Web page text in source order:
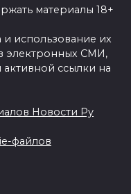
материалы 18+
и использование их
электронных СМИ,
ссылки на
Новости Ру
файлов